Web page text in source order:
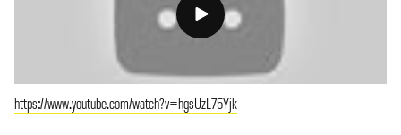
https://www.youtube.com/watch?v=hgsUzL75Yjk